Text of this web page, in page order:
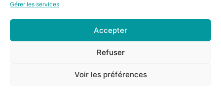
Gérer les services
Accepter
Refuser
Voir les préférences
Clean&Go. Tous droits réservés –